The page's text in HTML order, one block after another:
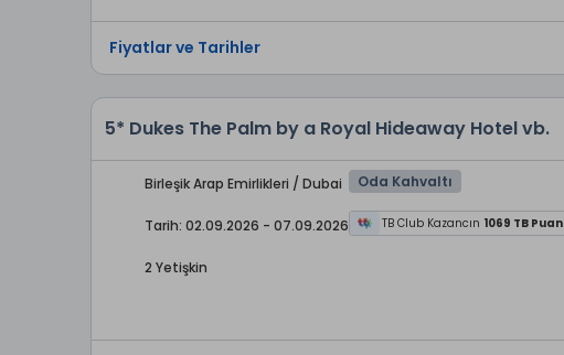
Fiyatlar ve Tarihler
5* Dukes The Palm by a Royal Hideaway Hotel vb.
Birleşik Arap Emirlikleri / Dubai
Tarih: 02.09.2026 - 07.09.2026
2 Yetişkin
Oda Kahvaltı
TB Club Kazancın 1069 TB Puan